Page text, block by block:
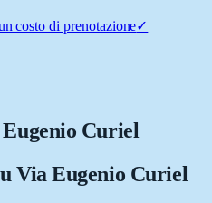
costo di prenotazione✓
Curiel
Via Eugenio Curiel